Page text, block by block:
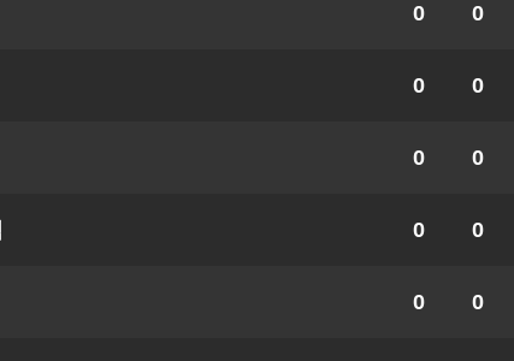
0 0
0 0
0 0
0 0
0 0